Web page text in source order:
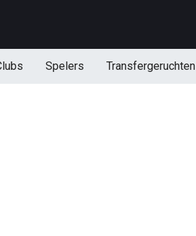
Spelers Transfergeruchten